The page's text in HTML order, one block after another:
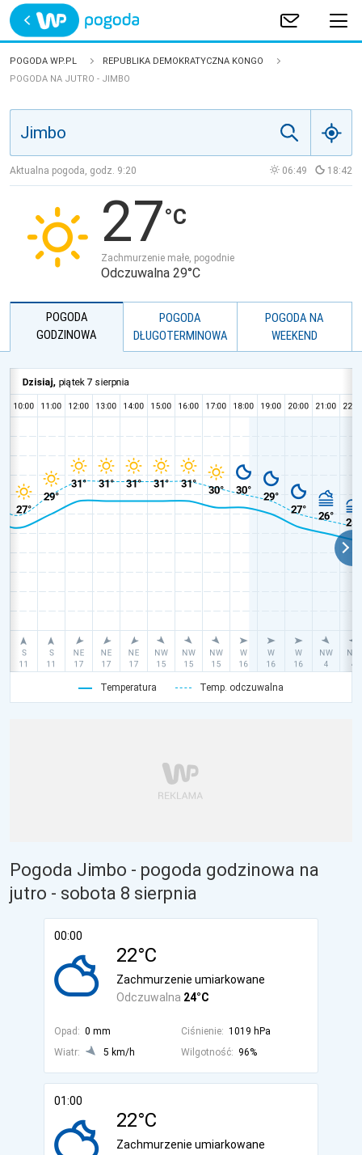
Trwa ładowanie
POLSKA
JAKOŚĆ POWIETRZA
POGODA WP.PL
REPUBLIKA DEMOKRATYCZNA KONGO
POGODA NA JUTRO - JIMBO
Aktualna pogoda, godz. 9:20 06:49 18:42
27
Zachmurzenie małe, pogodnie
Odczuwalna 29°C
POGODA
GODZINOWA
POGODA
DŁUGOTERMINOWA
POGODA NA
WEEKEND
Temperatura Temp. odczuwalna
Pogoda Jimbo - pogoda godzinowa na
jutro - sobota 8 sierpnia
00:00
22°C
Odczuwalna 24°C
Zachmurzenie umiarkowane
Opad: 0 mm Ciśnienie: 1019 hPa
Wiatr:
5 km/h Wilgotność: 96%
01:00
22°C
Zachmurzenie umiarkowane